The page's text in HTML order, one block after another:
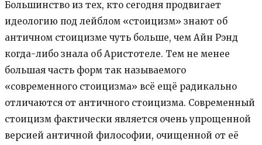
Большинство из тех, кто сегодня продвигает
идеологию под лейблом «стоицизм» знают об
античном стоицизме чуть больше, чем Айн Рэнд
когда-либо знала об Аристотеле. Тем не менее
большая часть форм так называемого
«современного стоицизма» всё ещё радикально
отличаются от античного стоицизма. Современный
стоицизм фактически является очень упрощенной
версией античной философии, очищенной от её